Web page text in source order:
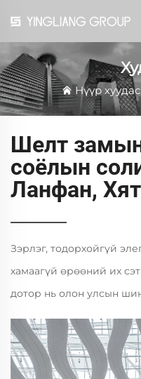
Нүүр хуудас
Шелт
соёлын
Ланфан,
Зэрлэг, тодорхойгүй
хамаагүй өрөөний их
дотор нь олон улсын
ганцаарчилан гардаг.
байгууллагын
байна.